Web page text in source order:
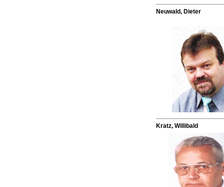
Neuwald, Dieter
Kratz, Willibald